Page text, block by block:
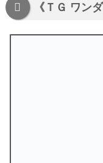
《ＴＧ ワン